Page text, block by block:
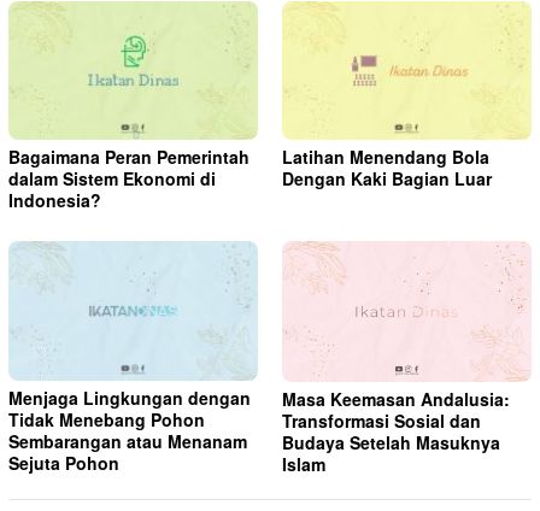
Bagaimana Peran Pemerintah
dalam Sistem Ekonomi di
Indonesia?
Latihan Menendang Bola
Dengan Kaki Bagian Luar
Menjaga Lingkungan dengan
Tidak Menebang Pohon
Sembarangan atau Menanam
Sejuta Pohon
Masa Keemasan Andalusia:
Transformasi Sosial dan
Budaya Setelah Masuknya
Islam